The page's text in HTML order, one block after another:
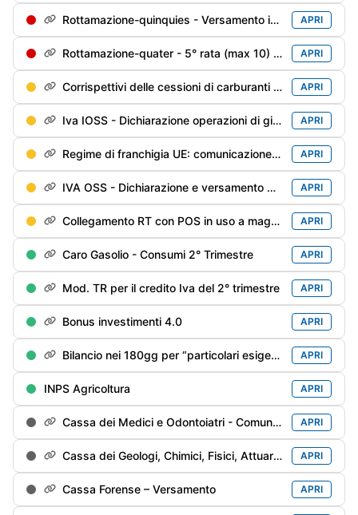
Rottamazione-quinquies - Versamento in soluzione unica o della 1° rata APRI
Rottamazione-quater - 5° rata (max 10) soggetti decaduti al 31/12/2024 e riammessi APRI
Corrispettivi delle cessioni di carburanti di giugno / 2° trimestre - Trasmissione alle Dogane APRI
Iva IOSS - Dichiarazione operazioni di giugno APRI
Regime di franchigia UE: comunicazione del 2° trimestre APRI
IVA OSS - Dichiarazione e versamento del 2° trimestre APRI
Collegamento RT con POS in uso a maggio APRI
Caro Gasolio - Consumi 2° Trimestre APRI
Mod. TR per il credito Iva del 2° trimestre APRI
Bonus investimenti 4.0 APRI
Bilancio nei 180gg per “particolari esigenze” APRI
INPS Agricoltura APRI
Cassa dei Medici e Odontoiatri - Comunicazione annuale APRI
Cassa dei Geologi, Chimici, Fisici, Attuari e Agronomi - Comunicazione annuale APRI
Cassa Forense – Versamento APRI